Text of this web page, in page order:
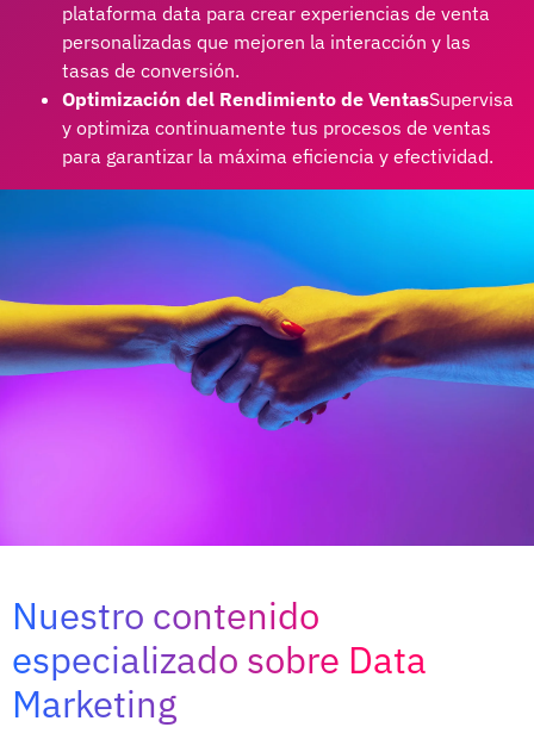
plataforma data para crear experiencias de venta
personalizadas que mejoren la interacción y las
tasas de conversión.
Optimización del Rendimiento de VentasSupervisa
y optimiza continuamente tus procesos de ventas
para garantizar la máxima eficiencia y efectividad.
Nuestro contenido
especializado sobre Data
Marketing